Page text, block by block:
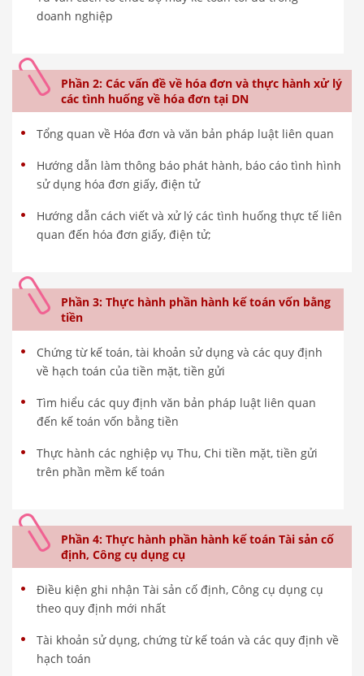
doanh nghiệp
Phần 2: Các vấn đề về hóa đơn và thực hành xử lý
các tình huống về hóa đơn tại DN
Tổng quan về Hóa đơn và văn bản pháp luật liên quan
Hướng dẫn làm thông báo phát hành, báo cáo tình hình
sử dụng hóa đơn giấy, điện tử
Hướng dẫn cách viết và xử lý các tình huống thực tế liên
quan đến hóa đơn giấy, điện tử;
Phần 3: Thực hành phần hành kế toán vốn bằng
tiền
Chứng từ kế toán, tài khoản sử dụng và các quy định
về hạch toán của tiền mặt, tiền gửi
Tìm hiểu các quy định văn bản pháp luật liên quan
đến kế toán vốn bằng tiền
Thực hành các nghiệp vụ Thu, Chi tiền mặt, tiền gửi
trên phần mềm kế toán
Phần 4: Thực hành phần hành kế toán Tài sản cố
định, Công cụ dụng cụ
Điều kiện ghi nhận Tài sản cố định, Công cụ dụng cụ
theo quy định mới nhất
Tài khoản sử dụng, chứng từ kế toán và các quy định về
hạch toán